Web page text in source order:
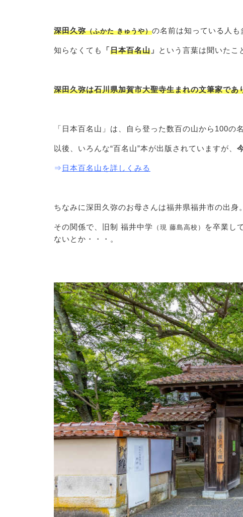
深田久弥（ふかた きゅうや）の名前は知っている人も
知らなくても 「日本百名山」 という言葉は聞いたこ
深田久弥は石川県加賀市大聖寺生まれの文筆家であ
「日本百名山」は、自ら登った数百の山から100の
以後、いろんな“百名山”本が出版されていますが、
⇒ 日本百名山を詳しくみる
ちなみに深田久弥のお母さんは福井県福井市の出身。
その関係で、旧制 福井中学 （現 藤島高校）
を卒業し
ないとか・・・。